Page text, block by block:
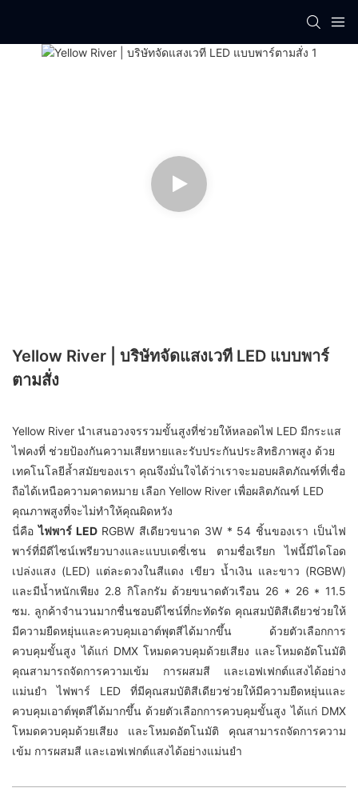
Yellow River | บริษัทจัดแสงเวที LED แบบพาร์
ตามสั่ง
Yellow River นำเสนอวงจรรวมขั้นสูงที่ช่วยให้หลอดไฟ LED มีกระแส
ไฟคงที่ ช่วยป้องกันความเสียหายและรับประกันประสิทธิภาพสูง ด้วย
เทคโนโลยีล้ำสมัยของเรา คุณจึงมั่นใจได้ว่าเราจะมอบผลิตภัณฑ์ที่เชื่อ
ถือได้เหนือความคาดหมาย เลือก Yellow River เพื่อผลิตภัณฑ์ LED
คุณภาพสูงที่จะไม่ทำให้คุณผิดหวัง
นี่คือไฟพาร์ LEDRGBW สีเดียวขนาด 3W * 54 ชิ้นของเรา เป็นไฟ
พาร์ที่มีดีไซน์เพรียวบางและแบบเดซี่เชน ตามชื่อเรียก ไฟนี้มีไดโอด
เปล่งแสง (LED) แต่ละดวงในสีแดง เขียว น้ำเงิน และขาว (RGBW)
และมีน้ำหนักเพียง 2.8 กิโลกรัม ด้วยขนาดตัวเรือน 26 * 26 * 11.5
ซม. ลูกค้าจำนวนมากชื่นชอบดีไซน์ที่กะทัดรัด คุณสมบัติสีเดียวช่วยให้
มีความยืดหยุ่นและควบคุมเอาต์พุตสีได้มากขึ้น ด้วยตัวเลือกการ
ควบคุมขั้นสูง ได้แก่ DMX โหมดควบคุมด้วยเสียง และโหมดอัตโนมัติ
คุณสามารถจัดการความเข้ม การผสมสี และเอฟเฟกต์แสงได้อย่าง
แม่นยำ ไฟพาร์ LED ที่มีคุณสมบัติสีเดียวช่วยให้มีความยืดหยุ่นและ
ควบคุมเอาต์พุตสีได้มากขึ้น ด้วยตัวเลือกการควบคุมขั้นสูง ได้แก่ DMX
โหมดควบคุมด้วยเสียง และโหมดอัตโนมัติ คุณสามารถจัดการความ
เข้ม การผสมสี และเอฟเฟกต์แสงได้อย่างแม่นยำ